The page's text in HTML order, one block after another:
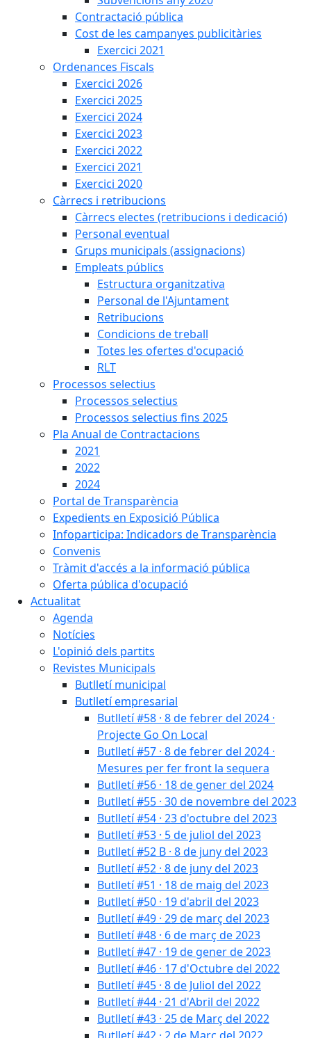
Contractació pública
Cost de les campanyes publicitàries
Exercici 2021
Ordenances Fiscals
Exercici 2026
Exercici 2025
Exercici 2024
Exercici 2023
Exercici 2022
Exercici 2021
Exercici 2020
Càrrecs i retribucions
Càrrecs electes (retribucions i dedicació)
Personal eventual
Grups municipals (assignacions)
Empleats públics
Estructura organitzativa
Personal de l'Ajuntament
Retribucions
Condicions de treball
Totes les ofertes d'ocupació
RLT
Processos selectius
Processos selectius
Processos selectius fins 2025
Pla Anual de Contractacions
2021
2022
2024
Portal de Transparència
Expedients en Exposició Pública
Infoparticipa: Indicadors de Transparència
Convenis
Tràmit d'accés a la informació pública
Oferta pública d'ocupació
Actualitat
Agenda
Notícies
L'opinió dels partits
Revistes Municipals
Butlletí municipal
Butlletí empresarial
Butlletí #58 · 8 de febrer del 2024 ·
Projecte Go On Local
Butlletí #57 · 8 de febrer del 2024 ·
Mesures per fer front la sequera
Butlletí #56 · 18 de gener del 2024
Butlletí #55 · 30 de novembre del 2023
Butlletí #54 · 23 d'octubre del 2023
Butlletí #53 · 5 de juliol del 2023
Butlletí #52 B · 8 de juny del 2023
Butlletí #52 · 8 de juny del 2023
Butlletí #51 · 18 de maig del 2023
Butlletí #50 · 19 d'abril del 2023
Butlletí #49 · 29 de març del 2023
Butlletí #48 · 6 de març de 2023
Butlletí #47 · 19 de gener de 2023
Butlletí #46 · 17 d'Octubre del 2022
Butlletí #45 · 8 de Juliol del 2022
Butlletí #44 · 21 d'Abril del 2022
Butlletí #43 · 25 de Març del 2022